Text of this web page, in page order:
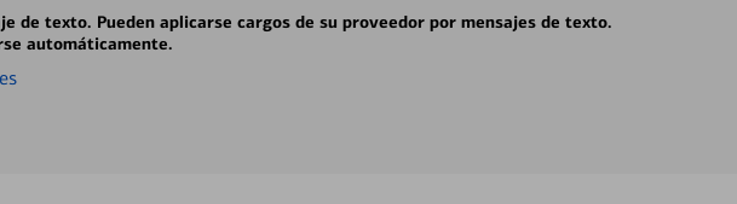
texto. Pueden aplicarse cargos de su proveedor por mensajes de texto.
automáticamente.